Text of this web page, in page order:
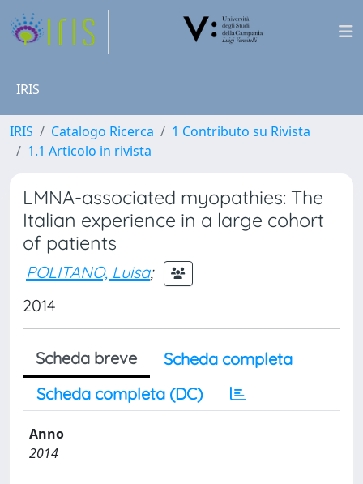
IRIS
IRIS Catalogo Ricerca
1 Contributo su Rivista
1.1 Articolo in rivista
LMNA-associated myopathies: The
Italian experience in a large cohort
of patients
POLITANO, Luisa;
2014
Scheda breve
Scheda completa
Scheda completa (DC)
Anno
2014